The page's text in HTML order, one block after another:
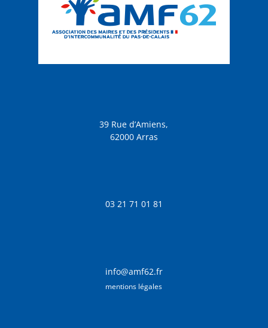
39 Rue d’Amiens,
62000 Arras
03 21 71 01 81
info@amf62.fr
mentions légales